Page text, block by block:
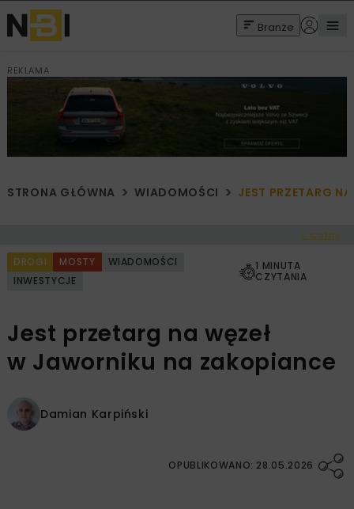
Branże
REKLAMA
STRONA GŁÓWNA WIADOMOŚCI JEST PRZETARG
< Cofnij
DROGI MOSTY
WIADOMOŚCI
INWESTYCJE
1 MINUTA
CZYTANIA
Jest przetarg na węzeł
w Jaworniku na zakopiance
Damian Karpiński
OPUBLIKOWANO: 28.05.2026